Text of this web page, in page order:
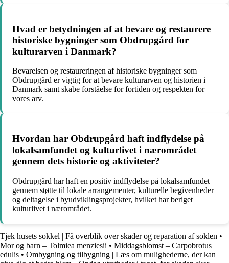
Hvad er betydningen af at bevare og restaurere
historiske bygninger som Obdrupgård for
kulturarven i Danmark?
Bevarelsen og restaureringen af historiske bygninger som
Obdrupgård er vigtig for at bevare kulturarven og historien i
Danmark samt skabe forståelse for fortiden og respekten for
vores arv.
Hvordan har Obdrupgård haft indflydelse på
lokalsamfundet og kulturlivet i nærområdet
gennem dets historie og aktiviteter?
Obdrupgård har haft en positiv indflydelse på lokalsamfundet
gennem støtte til lokale arrangementer, kulturelle begivenheder
og deltagelse i byudviklingsprojekter, hvilket har beriget
kulturlivet i nærområdet.
Tjek husets sokkel | Få overblik over skader og reparation af soklen •
Mor og barn – Tolmiea menziesii • Middagsblomst – Carpobrotus
edulis • Ombygning og tilbygning | Læs om mulighederne, der kan